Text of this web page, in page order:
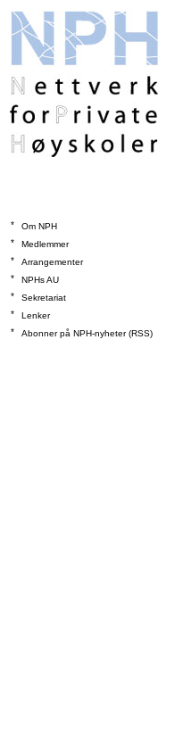
*
Om NPH
*
Medlemmer
*
Arrangementer
*
NPHs AU
*
Sekretariat
*
Lenker
*
Abonner på NPH-nyheter (RSS)